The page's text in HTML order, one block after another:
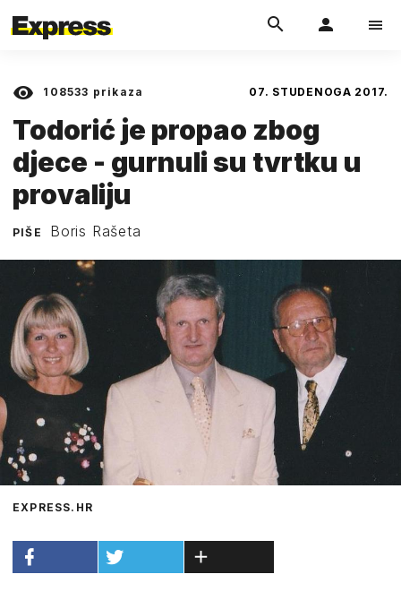
108533 prikaza 07. STUDENOGA 2017.
Todorić je propao zbog
djece - gurnuli su tvrtku u
provaliju
PIŠE Boris Rašeta
EXPRESS.HR